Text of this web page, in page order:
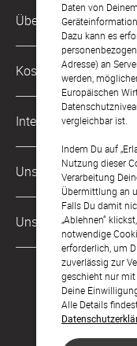
Daten von
Dazu kann es
Adresse) an
werden,
Europäischen
vergleichbar ist.
Indem Du auf
Nutzung dieser
Verarbeitung
Übermittlung an
Falls Du damit
„Ablehnen“
notwendige
erforderlich, um
zuverlässig zur
geschieht nur
Deine
Alle Details
Kundenservice-
0221 956 725 10
Mo. - Fr. von 9 bis
Über Uns
Philosophie
Karriere
Impressum
AGB &
Zahlung & Versand
Datenschutz
LLM's
Kostenlose Services
Musterkarten
Digitale Gästelisten
FAQ & Hilfe
International
Österreich
Schweiz
Frankreich
Unsere
Unsere Partner